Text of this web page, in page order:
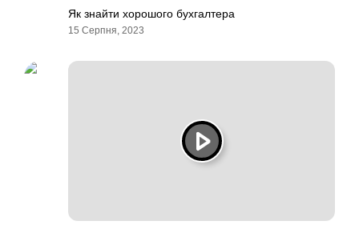
Як знайти хорошого бухгалтера
15 Серпня, 2023